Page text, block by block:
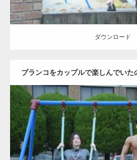
ダウンロード
ブランコをカップルで楽しんでい
ーズをするマッ
Update: 2021.07.6
Category:公園のマッチョ その他